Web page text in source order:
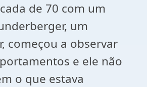
de 70 com um
um
começou a observar
e ele não
o que estava